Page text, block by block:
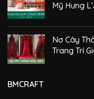
Mỹ Hưng
Nơ Cây
Trang Trí
BMCRAFT